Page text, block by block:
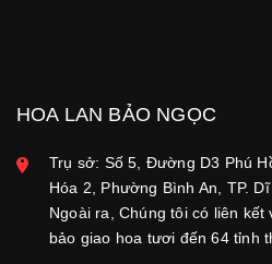
HOA LAN BẢO NGỌC
Trụ sở: Số 5, Đường D3 Phú
Hóa 2, Phường Bình An, TP.
Ngoài ra, Chúng tôi có liên
bảo giao hoa tươi đến 64 tỉnh